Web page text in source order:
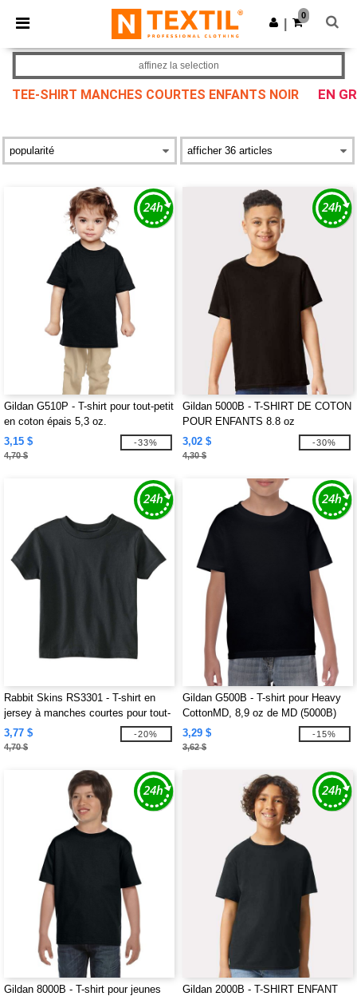
× Appli Ntextil
Meilleurs prix sur l’app !
Obtenir l'appli
0
TEE-SHIRT MANCHES COURTES ENFANTS NOIR EN
affinez la selection
Gildan G510P - T-shirt pour tout-petit
en coton épais 5,3 oz.
3,15 $
4,70 $
-33%
Gildan 5000B - T-SHIRT DE COTON
POUR ENFANTS 8.8 oz
3,02 $
4,30 $
-30%
Rabbit Skins RS3301 - T-shirt en
jersey à manches courtes pour tout-
petit, 5,5 oz
3,77 $
4,70 $
-20%
Gildan G500B - T-shirt pour Heavy
CottonMD, 8,9 oz de MD (5000B)
3,29 $
3,62 $
-15%
Gildan 8000B - T-shirt pour jeunes
Gildan 2000B - T-SHIRT ENFANT